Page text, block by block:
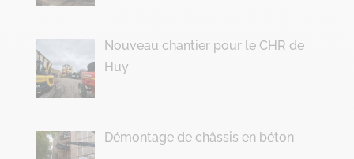
Nouveau chantier pour le CHR de
Huy
Démontage de châssis en béton